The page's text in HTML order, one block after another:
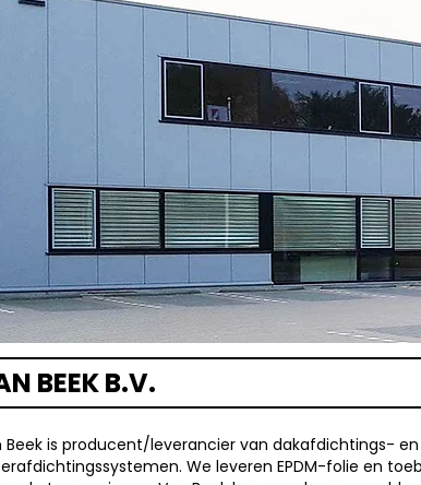
BEEK B.V.
Beek is producent/leverancier van dakafdichtings- en
We leveren EPDM-folie en